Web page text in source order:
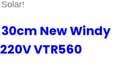
New Windy
VTR560